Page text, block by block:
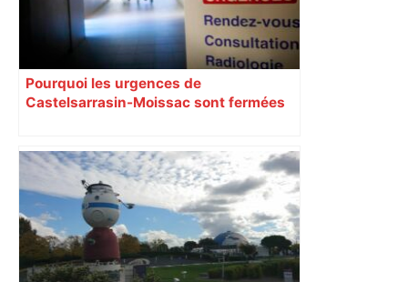
Pourquoi les urgences de
Castelsarrasin-Moissac sont fermées